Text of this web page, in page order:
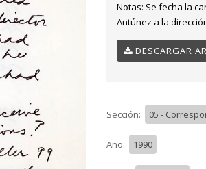
Notas: Se fecha la
Antúnez a la
DESCARGAR
Sección: 05 -
Año: 1990